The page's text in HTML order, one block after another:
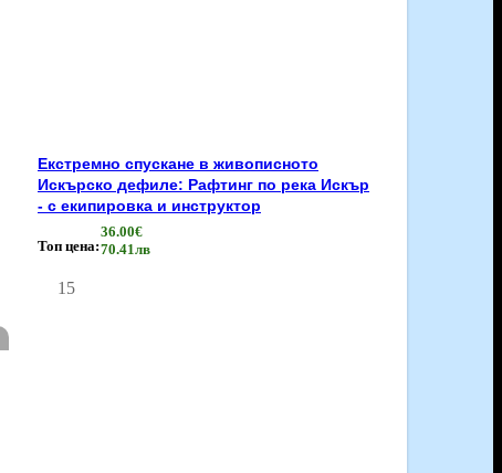
Екстремно спускане в живописното
Искърско дефиле: Рафтинг по река Искър
- с екипировка и инструктор
Топ цена:
36.00€
70.41лв
15